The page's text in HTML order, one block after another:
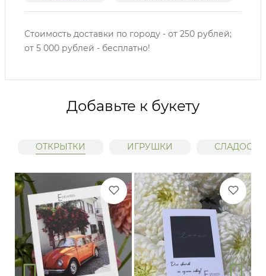
Стоимость доставки по городу - от 250 рублей;
от 5 000 рублей - бесплатно!
Добавьте к букету
ОТКРЫТКИ ИГРУШКИ СЛАДОСТИ